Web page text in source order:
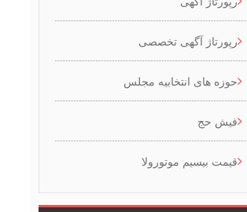
رپورتاژ آگهی تخصصی
حوزه های انتخابیه مجلس
فیش حج
قیمت بیسیم موتورولا